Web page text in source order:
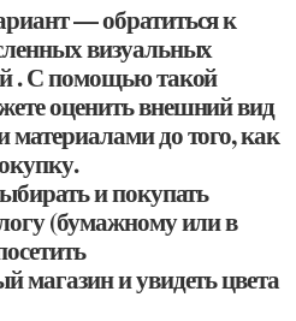
— обратиться к
визуальных
. С помощью такой
оценить внешний вид
до того, как
и покупать
(бумажному или в
магазин и увидеть цвета